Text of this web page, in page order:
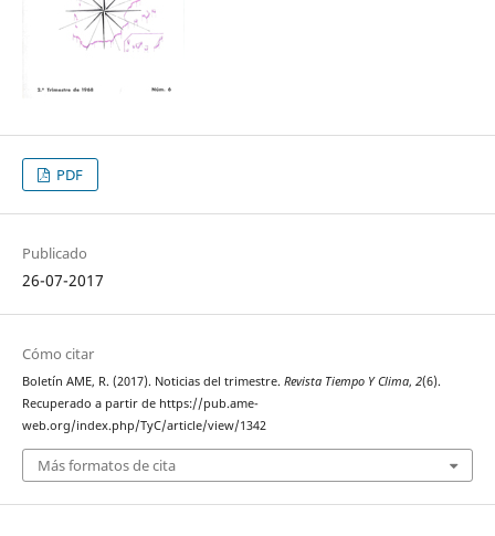
PDF
Publicado
26-07-2017
Cómo citar
Boletín AME, R. (2017). Noticias del trimestre. Revista Tiempo Y Clima, 2(6).
Recuperado a partir de https://pub.ame-
web.org/index.php/TyC/article/view/1342
Más formatos de cita